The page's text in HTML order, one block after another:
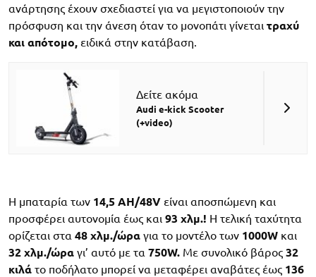
ανάρτησης έχουν σχεδιαστεί για να μεγιστοποιούν την
πρόσφυση και την άνεση όταν το μονοπάτι γίνεται τραχύ
και απότομο, ειδικά στην κατάβαση.
Δείτε ακόμα
Audi e-kick Scooter
(+video)
Η μπαταρία των 14,5 AH/48V είναι αποσπώμενη και
προσφέρει αυτονομία έως και 93 χλμ.! Η τελική ταχύτητα
ορίζεται στα 48 χλμ./ώρα για το μοντέλο των 1000W και
32 χλμ./ώρα γι’ αυτό με τα 750W. Με συνολικό βάρος 32
κιλά το ποδήλατο μπορεί να μεταφέρει αναβάτες έως 136